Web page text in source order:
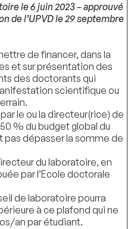
le 6 juin 2023 – approuvé
de l’UPVD le 29 septembre
de financer, dans la
et sur présentation des
des doctorants qui
scientifique ou
le ou la directeur(rice) de
% du budget global du
dépasser la somme de
du laboratoire, en
par l’Ecole doctorale
de laboratoire pourra
à ce plafond qui ne
an par étudiant.